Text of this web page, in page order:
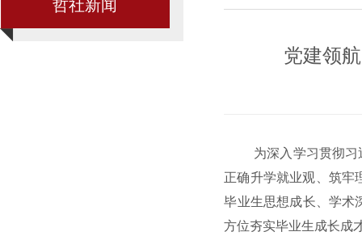
哲社新闻
党建领
为深入学习贯彻
正确升学就业观、筑牢
毕业生思想成长、学术
方位夯实毕业生成长成